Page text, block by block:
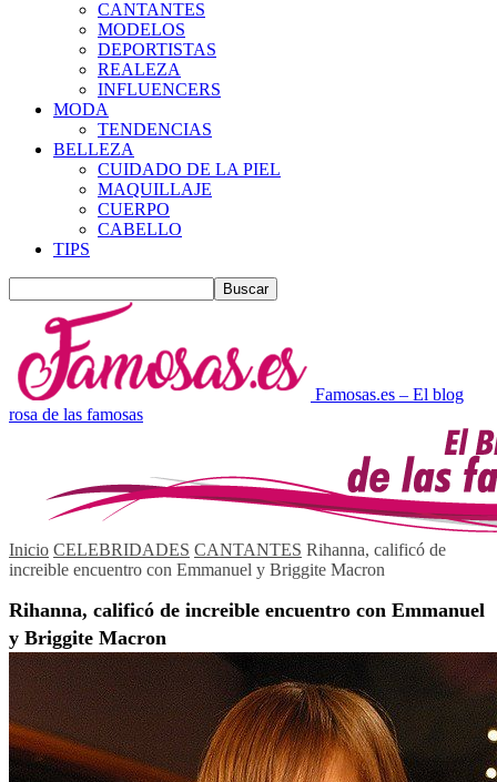
CANTANTES
MODELOS
DEPORTISTAS
REALEZA
INFLUENCERS
MODA
TENDENCIAS
BELLEZA
CUIDADO DE LA PIEL
MAQUILLAJE
CUERPO
CABELLO
TIPS
Famosas.es – El blog
rosa de las famosas
Inicio CELEBRIDADES CANTANTES Rihanna, calificó de
increible encuentro con Emmanuel y Briggite Macron
Rihanna, calificó de increible encuentro con Emmanuel
y Briggite Macron